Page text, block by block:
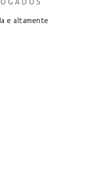
e altamente